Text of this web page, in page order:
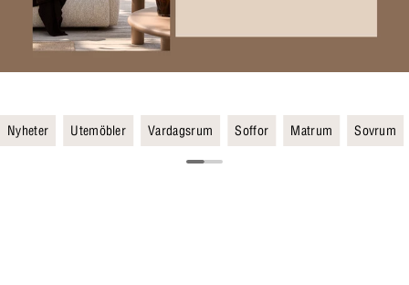
Nyheter Utemöbler Vardagsrum Soffor Matrum Sovrum